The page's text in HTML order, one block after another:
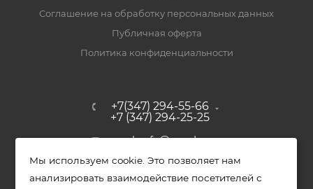
Соглашение на обработку персональных данных
Публичная оферта
Политика конфиденциальности
+7(347) 294-55-66
+7 (347) 294-25-25
upak-ufa@yandex.ru
Уфимский район, с. Зубово, ул.
Полевая, д. 44/2, к. 2
Мы используем cookie. Это позволяет нам
анализировать взаимодействие посетителей с